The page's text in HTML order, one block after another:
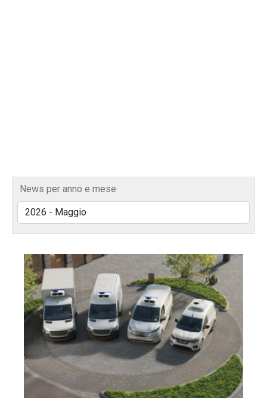
News per anno e mese